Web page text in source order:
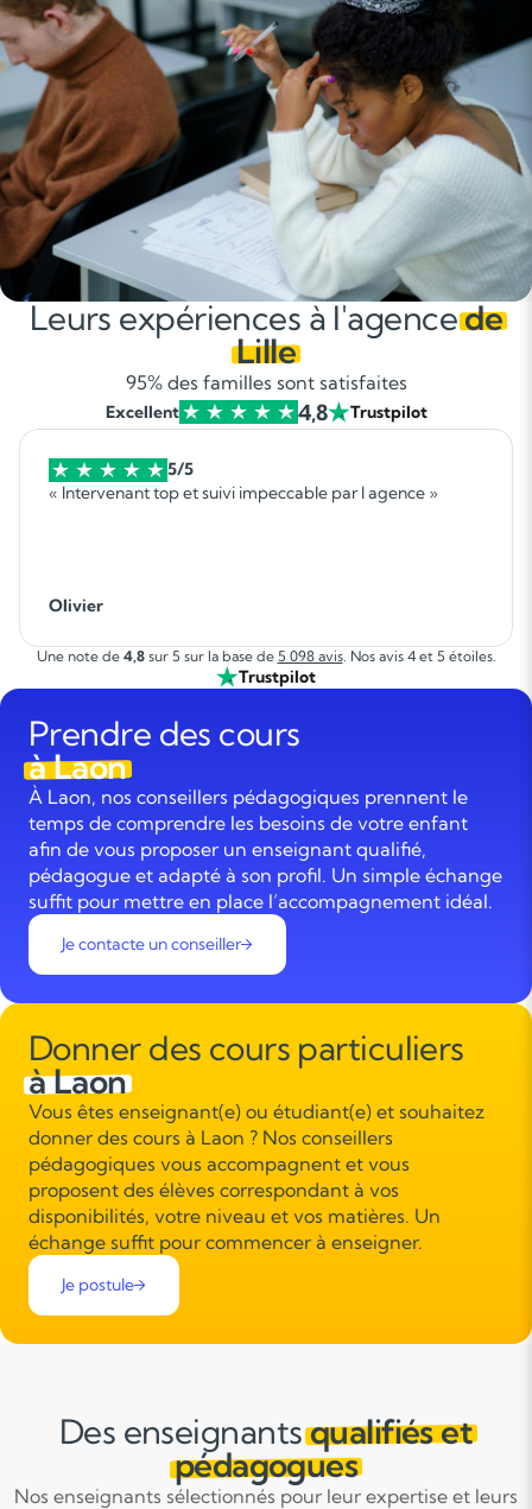
Leurs expériences à l'agencede
Lille
95% des familles sont satisfaites
Excellent 4,8 Trustpilot
5/5
« Intervenant top et suivi impeccable par l agence »
Olivier
Une note de 4,8sur 5 sur la base de 5 098 avis. Nos avis 4 et 5 étoiles.
Trustpilot
Prendre des cours
à Laon
À Laon, nos conseillers pédagogiques prennent le
temps de comprendre les besoins de votre enfant
afin de vous proposer un enseignant qualifié,
pédagogue et adapté à son profil. Un simple échange
suffit pour mettre en place l’accompagnement idéal.
Je contacte un conseiller
Donner des cours particuliers
à Laon
Vous êtes enseignant(e) ou étudiant(e) et souhaitez
donner des cours à Laon ? Nos conseillers
pédagogiques vous accompagnent et vous
proposent des élèves correspondant à vos
disponibilités, votre niveau et vos matières. Un
échange suffit pour commencer à enseigner.
Je postule
Des enseignantsqualifiés et
pédagogues
Nos enseignants sélectionnés pour leur expertise et leurs